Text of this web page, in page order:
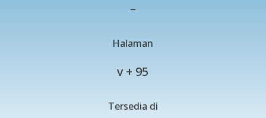
–
Halaman
v + 95
Tersedia di